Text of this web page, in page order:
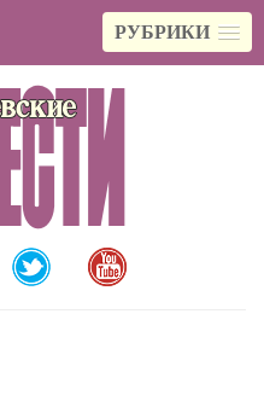
РУБРИКИ